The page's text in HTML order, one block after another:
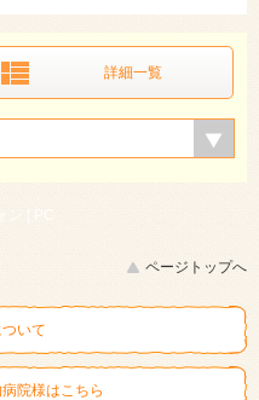
詳細一覧
ン | PC
ページトップへ
いて
院様はこちら